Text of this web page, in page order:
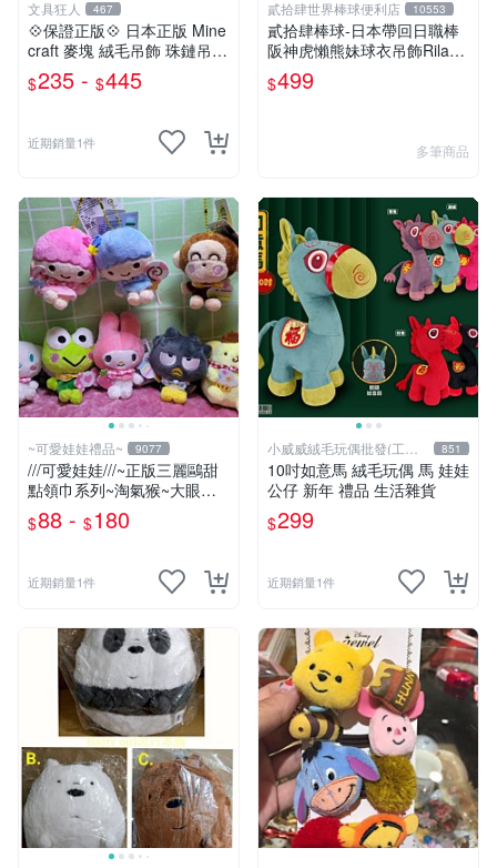
文具狂人 467
💠保證正版💠 日本正版 Mine
craft 麥塊 絨毛吊飾 珠鏈吊飾
包包吊飾 苦力怕 熊貓 蠑螈
六角恐龍 👉 全日控
$235 - $445
近期銷量1件
貳拾肆世界棒球便利店 10553
貳拾肆棒球-日本帶回日職棒
阪神虎懶熊妹球衣吊飾Rilakk
uma
$499
多筆商品
~可愛娃娃禮品~ 9077
///可愛娃娃///~正版三麗鷗甜
點領巾系列~淘氣猴~大眼蛙~
酷企鵝~布丁狗~美樂蒂~大耳
狗~雙子星絨毛娃娃--3吋
$88 - $180
近期銷量1件
小威威絨毛玩偶批發(工廠
直營)
851
10吋如意馬 絨毛玩偶 馬 娃娃
公仔 新年 禮品 生活雜貨
$299
近期銷量1件